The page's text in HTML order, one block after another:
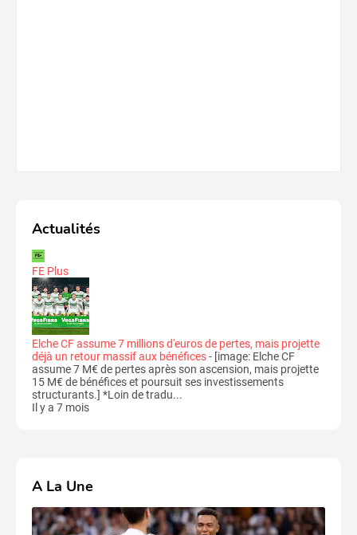
Actualités
FE Plus
Elche CF assume 7 millions d'euros de pertes, mais projette
déjà un retour massif aux bénéfices- [image: Elche CF
assume 7 M€ de pertes après son ascension, mais projette
15 M€ de bénéfices et poursuit ses investissements
structurants.] *Loin de tradu...
Il y a 7 mois
A La Une